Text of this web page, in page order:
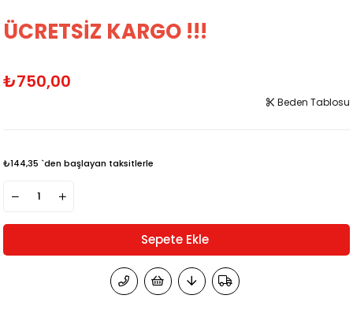
ÜCRETSİZ KARGO !!!
₺750,00
Beden Tablosu
₺144,35 `den başlayan taksitlerle